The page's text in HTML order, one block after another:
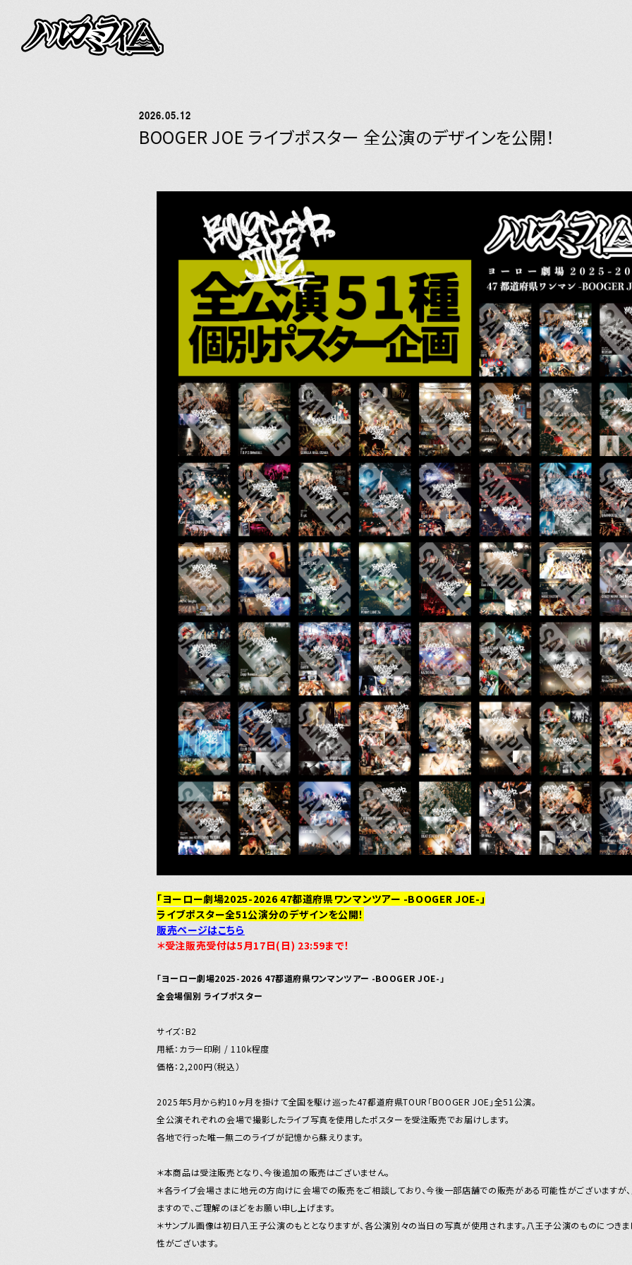
NEWS
BIOGRAPHY
DISCOGRAPHY
YouTube LINE MUSIC Apple Music Spotify
JOIN
PICTURE
あああ
別冊 橋
メキ麺
すどこ
東の頑
2026.05.12
BOOGER JOE ライブポスター 全公演のデザインを公開！
「ヨーロー劇場2025-2026 47都道府県ワンマンツアー -BOOGER JOE-」
ライブポスター全51公演分のデザインを公開！
販売ページはこちら
＊受注販売受付は5月17日(日) 23:59まで！
「ヨーロー劇場2025-2026 47都道府県ワンマンツアー -BOOGER JOE-」
全会場個別 ライブポスター
サイズ：B2
用紙：カラー印刷 / 110k程度
価格：2,200円（税込）
2025年5月から約10ヶ月を掛けて全国を駆け巡った47都道府県TOUR「BOOGER JOE」全51公演。
全公演それぞれの会場で撮影したライブ写真を使用したポスターを受注販売でお届けします。
各地で行った唯一無二のライブが記憶から蘇えります。
＊本商品は受注販売となり、今後追加の販売はございません。
＊各ライブ会場さまに地元の方向けに会場での販売をご相談しており、今後一部店舗での販売がある可能性がございますが
ますので、ご理解のほどをお願い申し上げます。
＊サンプル画像は初日八王子公演のもととなりますが、各公演別々の当日の写真が使用されます。八王子公演のものにつき
性がございます。